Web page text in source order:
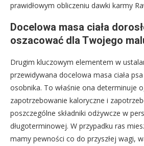
prawidłowym obliczeniu dawki karmy
Docelowa masa ciała
oszacować dla Twojego
Drugim kluczowym elementem w
przewidywana docelowa masa ciała
osobnika. To właśnie ona determinuje
zapotrzebowanie kaloryczne i
poszczególne składniki odżywcze w
długoterminowej. W przypadku ras
mamy pewności co do przyszłej wagi,